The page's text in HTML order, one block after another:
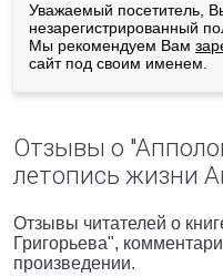
Уважаемый посетитель,
незарегистрированный
Мы рекомендуем Вам
сайт под своим именем.
Отзывы о
летопись жизни
Отзывы читателей о
Григорьева",
произведении.